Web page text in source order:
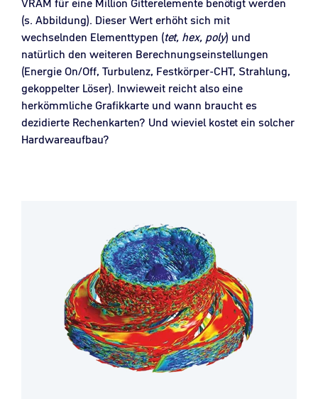
(s. Abbildung). Dieser Wert erhöht sich mit
wechselnden Elementtypen (tet, hex, poly) und
natürlich den weiteren Berechnungseinstellungen
(Energie On/Off, Turbulenz, Festkörper-CHT, Strahlung,
gekoppelter Löser). Inwieweit reicht also eine
herkömmliche Grafikkarte und wann braucht es
dezidierte Rechenkarten? Und wieviel kostet ein solcher
Hardwareaufbau?